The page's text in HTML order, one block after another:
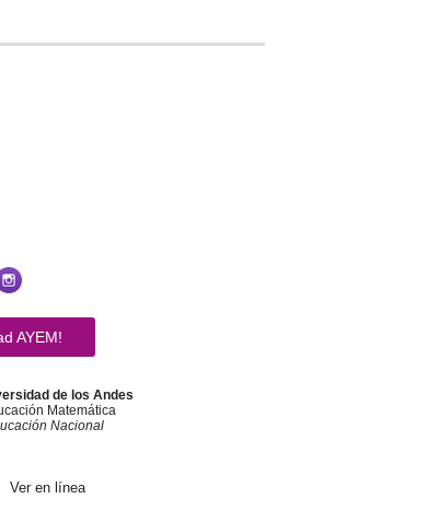
AYEM!
de los Andes
Matemática
Nacional
Ver en línea